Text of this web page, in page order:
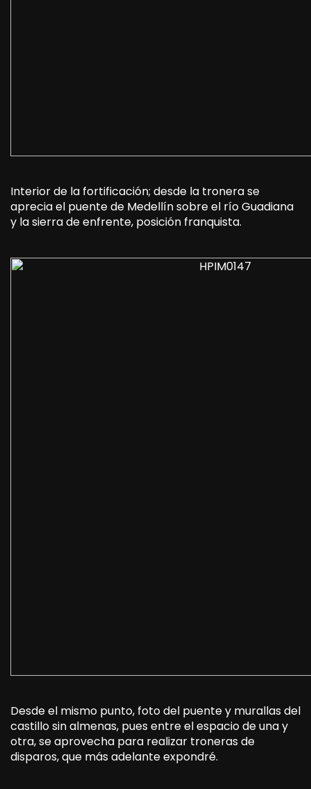
Interior de la fortificación; desde la tronera se
aprecia el puente de Medellín sobre el río Guadiana
y la sierra de enfrente, posición franquista.
Desde el mismo punto, foto del puente y murallas del
castillo sin almenas, pues entre el espacio de una y
otra, se aprovecha para realizar troneras de
disparos, que más adelante expondré.